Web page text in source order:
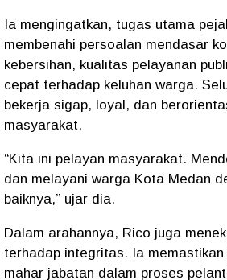
Ia mengingatkan, tugas utama
membenahi persoalan mendasar
kebersihan, kualitas pelayanan
cepat terhadap keluhan warga.
bekerja sigap, loyal, dan
masyarakat.
“Kita ini pelayan masyarakat.
dan melayani warga Kota Medan
baiknya,” ujar dia.
Dalam arahannya, Rico juga
terhadap integritas. Ia
mahar jabatan dalam proses